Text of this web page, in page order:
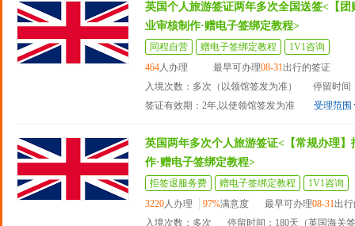
英国个人旅游签证两年多次全国送签<【
业审核制作·赠电子签绑定教程>
同程自营 赠电子签绑定教程
1V1咨询
464人办理 最早可办理08-31出行的签证
入境次数：多次（以领馆签发为准）
停留时间
签证有效期：2年,以使领馆签发为准
受理范围
英国两年多次个人旅游签证<【常规办理
作·赠电子签绑定教程>
拒签退服务费 赠电子签绑定教程
1V1咨询
3220人办理 97%满意度 最早可办理08-31出
入境次数：多次
停留时间：180天（英国海关